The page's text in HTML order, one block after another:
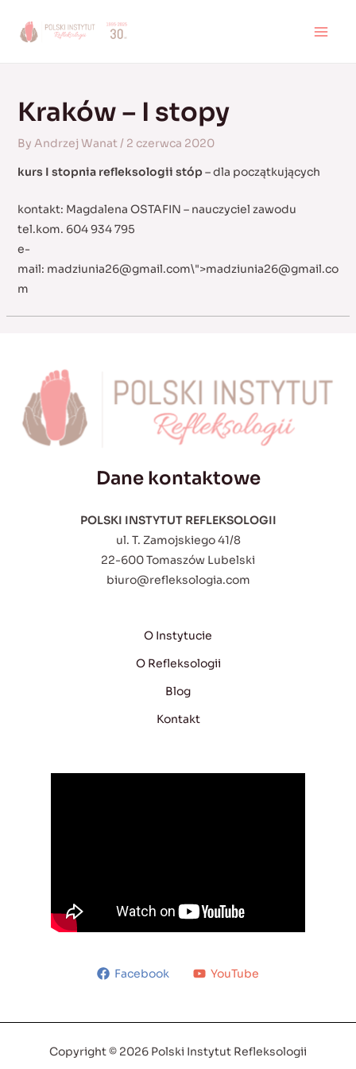
Kraków – I stopy
By Andrzej Wanat/ 2 czerwca 2020
kurs I stopnia refleksologii stóp– dla początkujących
kontakt: Magdalena OSTAFIN – nauczyciel zawodu
tel.kom. 604 934 795
e-
mail: madziunia26@gmail.com\">madziunia26@gmail.co
m
Dane kontaktowe
POLSKI INSTYTUT REFLEKSOLOGII
ul. T. Zamojskiego 41/8
22-600 Tomaszów Lubelski
biuro@refleksologia.com
O Instytucie
O Refleksologii
Blog
Kontakt
Facebook YouTube
Copyright © 2026 Polski Instytut Refleksologii